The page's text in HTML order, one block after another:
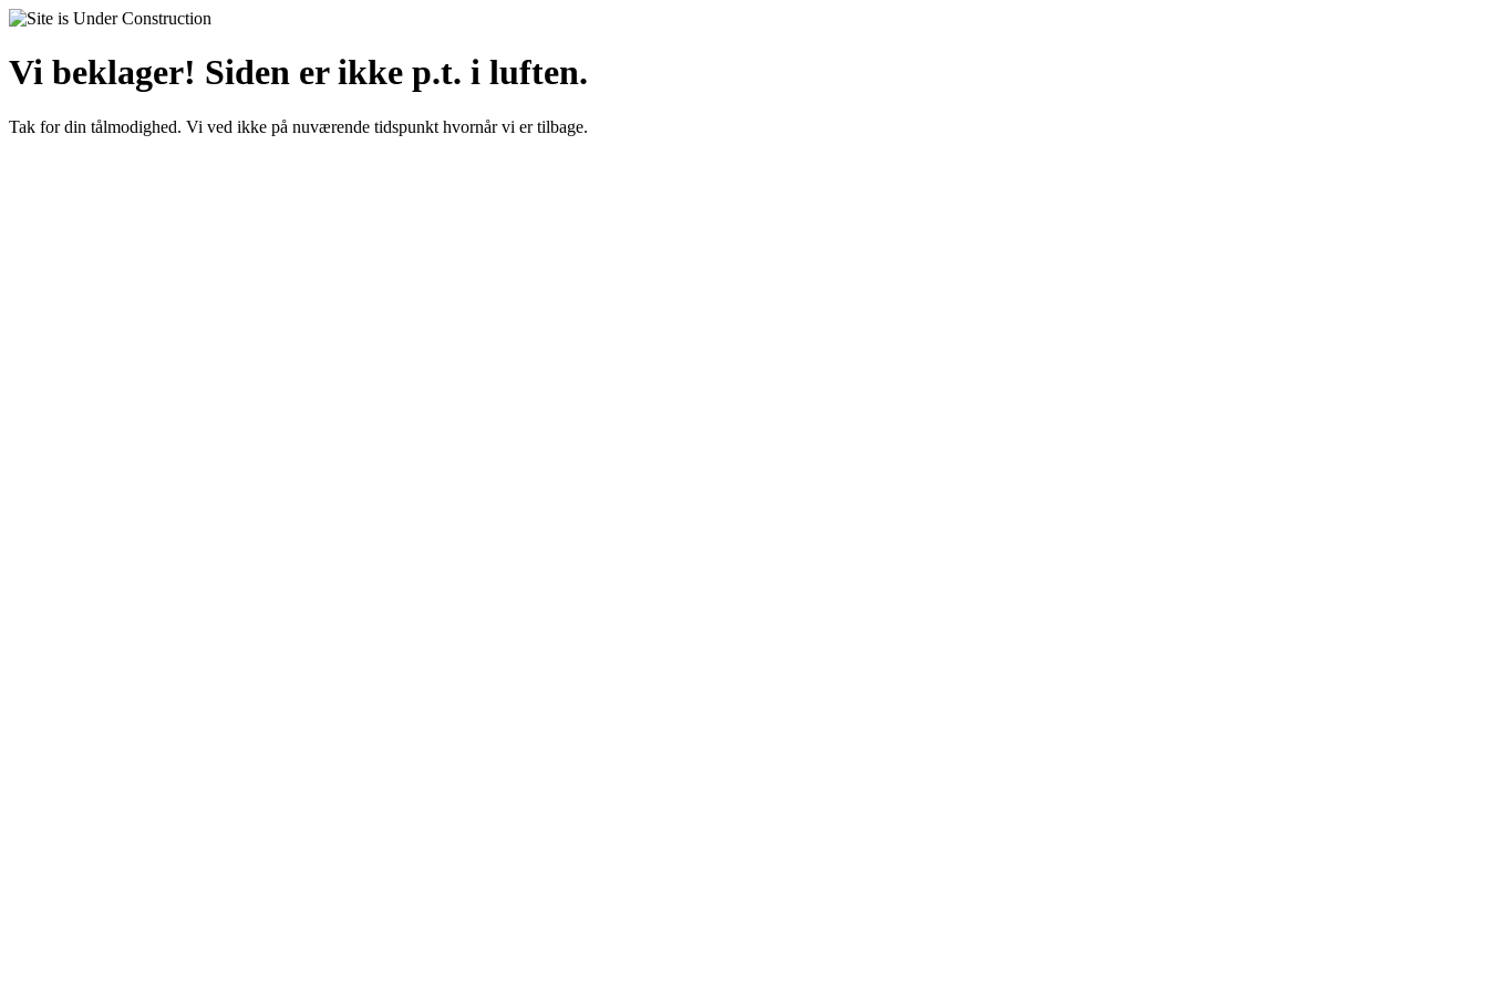
Vi beklager! Siden er ikke p.t. i luften.
Tak for din tålmodighed. Vi ved ikke på nuværende tidspunkt hvornår vi er tilbage.